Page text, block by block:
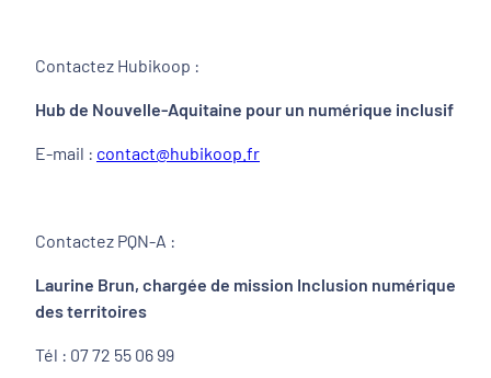
Contactez Hubikoop :
Hub de Nouvelle-Aquitaine pour un numérique inclusif
E-mail : contact@hubikoop.fr
Contactez PQN-A :
Laurine Brun, chargée de mission Inclusion numérique
des territoires
Tél : 07 72 55 06 99